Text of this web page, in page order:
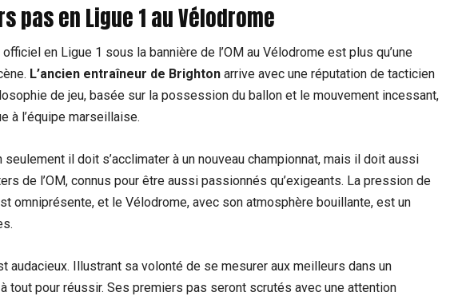
pas en Ligue 1 au Vélodrome
en Ligue 1 sous la bannière de l’OM au Vélodrome est plus qu’une
L’ancien entraîneur de Brighton arrive avec une réputation de tacticien
de jeu, basée sur la possession du ballon et le mouvement incessant,
à l’équipe marseillaise.
seulement il doit s’acclimater à un nouveau championnat, mais il doit aussi
de l’OM, connus pour être aussi passionnés qu’exigeants. La pression de
omniprésente, et le Vélodrome, avec son atmosphère bouillante, est un
audacieux. Illustrant sa volonté de se mesurer aux meilleurs dans un
tout pour réussir. Ses premiers pas seront scrutés avec une attention